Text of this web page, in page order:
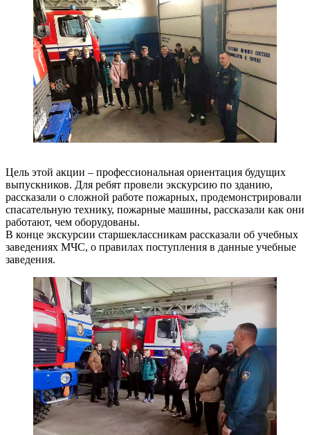
Цель этой акции – профессиональная ориентация будущих
выпускников. Для ребят провели экскурсию по зданию,
рассказали о сложной работе пожарных, продемонстрировали
спасательную технику, пожарные машины, рассказали как они
работают, чем оборудованы.
В конце экскурсии старшеклассникам рассказали об учебных
заведениях МЧС, о правилах поступления в данные учебные
заведения.